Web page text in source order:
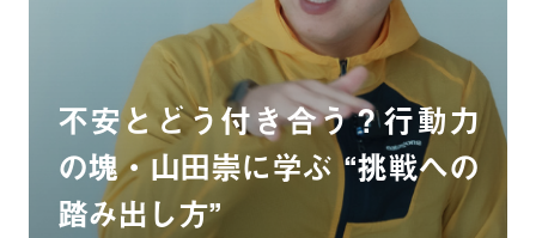
不安とどう付き合う？行動力
の塊・山田崇に学ぶ “挑戦への
踏み出し方”